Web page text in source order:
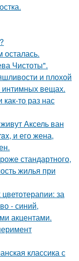
Чистоты".
и плохой
интимных вещах.
то раз нас
Аксель ван
и его жена,
стандартного,
жилья при
за
- синий,
акцентами.
классика с